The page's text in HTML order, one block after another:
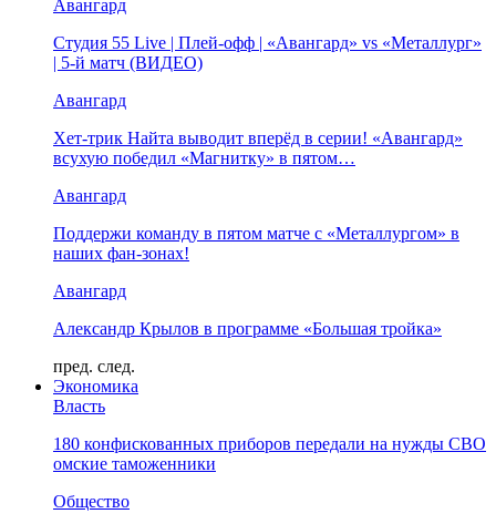
Авангард
Студия 55 Live | Плей-офф | «Авангард» vs «Металлург»
| 5-й матч (ВИДЕО)
Авангард
Хет-трик Найта выводит вперёд в серии! «Авангард»
всухую победил «Магнитку» в пятом…
Авангард
Поддержи команду в пятом матче с «Металлургом» в
наших фан-зонах!
Авангард
Александр Крылов в программе «Большая тройка»
пред. след.
Экономика
Власть
180 конфискованных приборов передали на нужды СВО
омские таможенники
Общество